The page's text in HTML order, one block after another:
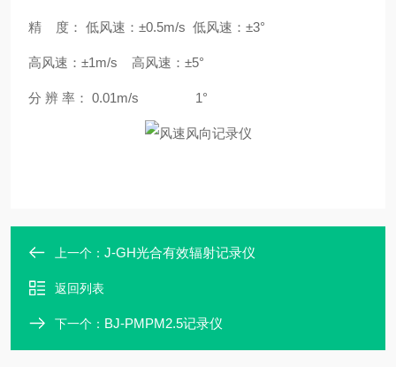
精 度： 低风速：±0.5m/s 低风速：±3°
高风速：±1m/s 高风速：±5°
分 辨 率： 0.01m/s 1°
上一个： J-GH光合有效辐射记录仪
返回列表
下一个： BJ-PMPM2.5记录仪